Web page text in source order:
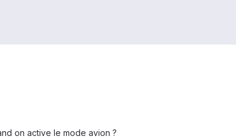
on active le mode avion ?